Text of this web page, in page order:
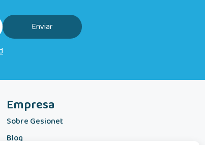
Enviar
Empresa
Sobre Gesionet
Blog